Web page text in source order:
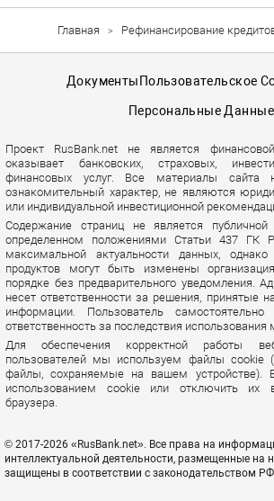
Главная Рефинансирование
Документы Пользовательское
Персональные Данные
Проект RusBank.net не является
оказывает банковских, страховых,
финансовых услуг. Все материалы сайта
ознакомительный характер, не являются
или индивидуальной инвестиционной
Содержание страниц не является
определенном положениями Статьи 437
максимальной актуальности данных,
продуктов могут быть изменены
порядке без предварительного уведомления.
несет ответственности за решения, принятые
информации. Пользователь
ответственность за последствия использования
Для обеспечения корректной работы
пользователей мы используем файлы cookie
файлы, сохраняемые на вашем устройстве).
использованием cookie или отключить их
браузера.
© 2017-2026 «RusBank.net». Все права на
интеллектуальной деятельности, размещенные на
защищены в соответствии с законодательством РФ.